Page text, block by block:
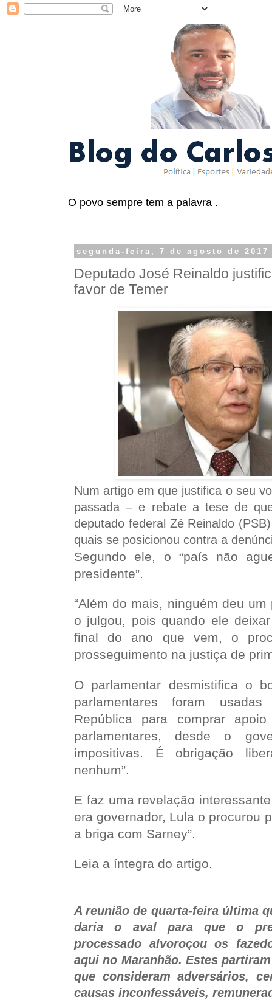
O povo sempre tem a palavra .
segunda-feira, 7 de agosto de 2017
Deputado José Reinaldo
favor de Temer
Num artigo em que justifica o seu
passada – e rebate a tese de
deputado federal Zé Reinaldo
quais se posicionou contra a
Segundo ele, o “país não
presidente”.
“Além do mais, ninguém deu
o julgou, pois quando ele
final do ano que vem, o
prosseguimento na justiça de
O parlamentar desmistifica o
parlamentares foram
República para comprar
parlamentares, desde o
impositivas. É obrigação
nenhum”.
E faz uma revelação
era governador, Lula o procurou
a briga com Sarney”.
Leia a íntegra do artigo.
A reunião de quarta-feira última
daria o aval para que o
processado alvoroçou os
aqui no Maranhão. Estes
que consideram adversários,
causas inconfessáveis,